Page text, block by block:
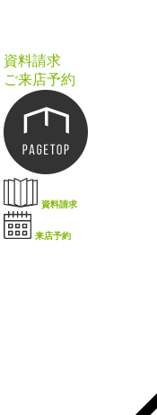
資料請求
ご来店予約
資料請求
来店予約